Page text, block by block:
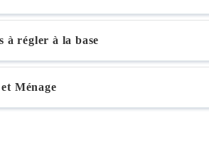
à régler à la base
Ménage